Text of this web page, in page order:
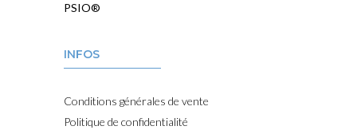
PSIO®
INFOS
Conditions générales de vente
Politique de confidentialité